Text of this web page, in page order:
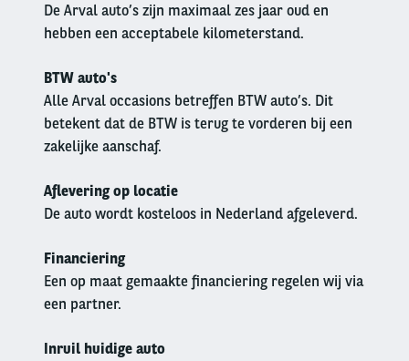
De Arval auto’s zijn maximaal zes jaar oud en
hebben een acceptabele kilometerstand.
BTW auto's
Alle Arval occasions betreffen BTW auto’s. Dit
betekent dat de BTW is terug te vorderen bij een
zakelijke aanschaf.
Aflevering op locatie
De auto wordt kosteloos in Nederland afgeleverd.
Financiering
Een op maat gemaakte financiering regelen wij via
een partner.
Inruil huidige auto